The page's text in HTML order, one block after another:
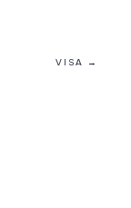
VISA →